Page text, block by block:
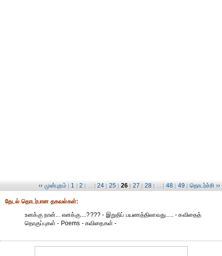
‹‹ முன்புறம் | 1 | 2 | ... | 24 | 25 | 26 | 27 | 28 | ... | 48 | 49 | தொடர்ச்சி ››
தேட‌ல் தொட‌ர்பான தகவ‌ல்க‌ள்:
உனக்கு நான்... எனக்கு....???? - இறுதிப் பயணத்திலாவது..... - கவிதைத்
தொகுப்புகள் - Poems - கவிதைகள் -